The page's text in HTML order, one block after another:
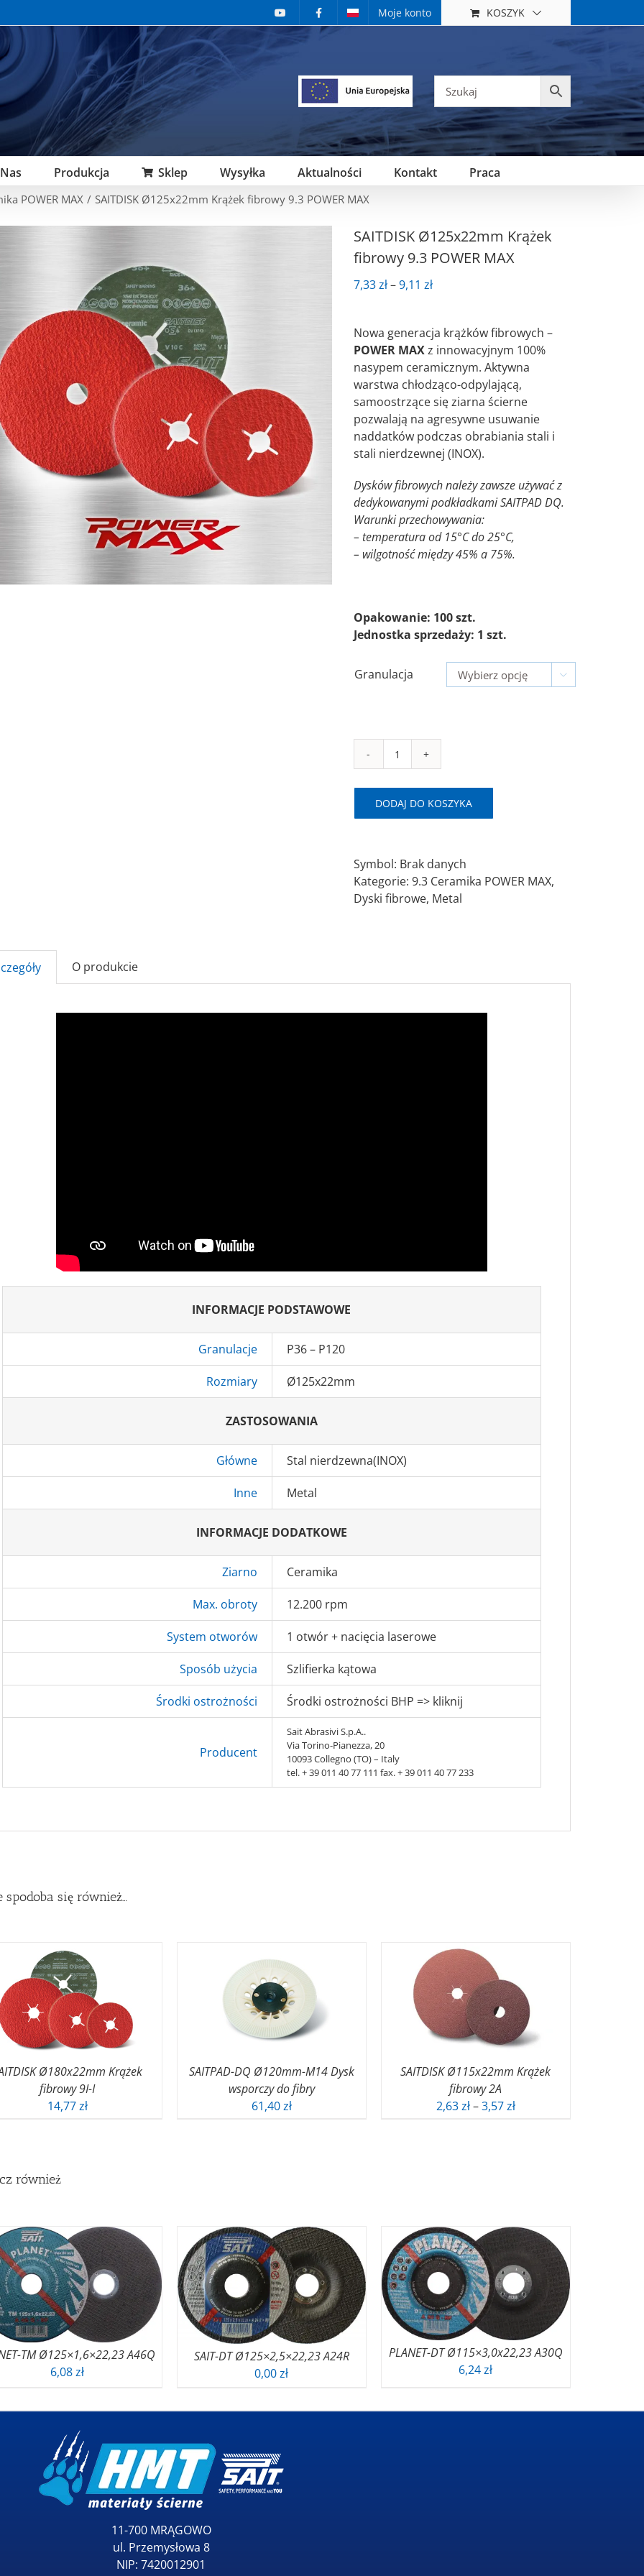
Moje konto KOSZYK
Produkcja Sklep Wysyłka Aktualności Kontakt Praca
POWER MAX / SAITDISK Ø125x22mm Krążek fibrowy 9.3 POWER MAX
SAITDISK Ø125x22mm Krążek
fibrowy 9.3 POWER MAX
7,33zł–9,11 złZakres
7,33 zł
do
9,11 zł
Nowa generacja krążków fibrowych –
POWER MAXz innowacyjnym 100%
nasypem ceramicznym. Aktywna
warstwa chłodząco-odpylającą,
samoostrzące się ziarna ścierne
pozwalają na agresywne usuwanie
naddatków podczas obrabiania stali i
stali nierdzewnej (INOX).
Dysków fibrowych należy zawsze używać z
dedykowanymi podkładkami SAITPAD DQ.
Warunki przechowywania:
– temperatura od 15°C do 25°C,
– wilgotność między 45% a 75%.
Opakowanie: 100 szt.
Jednostka sprzedaży: 1 szt.
Granulacja 
ilość
Ø125x22mm
Krążek
POWER
MAX
DODAJ DO KOSZYKA
Symbol: Brak danych
Kategorie: 9.3 Ceramika POWER MAX,
Dyski fibrowe, Metal
O produkcie
INFORMACJE PODSTAWOWE
Granulacje P36 – P120
Rozmiary Ø125x22mm
ZASTOSOWANIA
Główne Stal nierdzewna(INOX)
Inne Metal
INFORMACJE DODATKOWE
Ziarno Ceramika
Max. obroty 12.200 rpm
System otworów 1 otwór + nacięcia laserowe
Sposób użycia Szlifierka kątowa
Środki ostrożności Środki ostrożności BHP => kliknij
Producent
Sait Abrasivi S.p.A..
Via Torino-Pianezza, 20
10093 Collegno (TO) – Italy
tel. + 39 011 40 77 111 fax. + 39 011 40 77 233
spodoba się również…
Ø180x22mm Krążek
fibrowy 9I-I
14,77zł
SAITPAD-DQ Ø120mm-M14 Dysk
wsporczy do fibry
61,40zł
SAITDISK Ø115x22mm Krążek
fibrowy 2A
2,63zł–3,57złZakres
również
TM Ø125×1,6×22,23 A46Q
6,08zł
SAIT-DT Ø125×2,5×22,23 A24R
0,00zł
PLANET-DT Ø115×3,0x22,23 A30Q
6,24zł
11-700 MRĄGOWO
ul. Przemysłowa 8
NIP: 7420012901